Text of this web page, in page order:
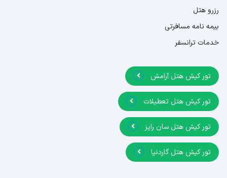
رزرو هتل
بیمه نامه مسافرتی
خدمات ترانسفر
تور کیش هتل آرامش
تور کیش هتل تعطیلات
تور کیش هتل سان رایز
تور کیش هتل گاردنیا